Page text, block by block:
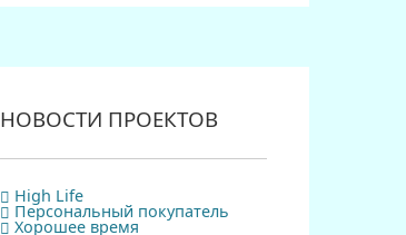
НОВОСТИ ПРОЕКТОВ
High Life
Персональный покупатель
Хорошее время